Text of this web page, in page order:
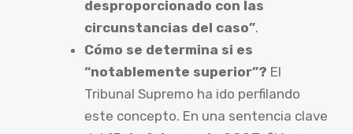
desproporcionado con las
circunstancias del caso”.
Cómo se determina si es
“notablemente superior”? El
Tribunal Supremo ha ido perfilando
este concepto. En una sentencia clave